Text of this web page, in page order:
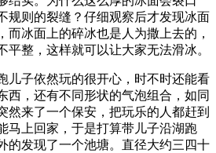
规则的裂缝？仔细观察后才发现冰面
而冰面上的碎冰也是人为撒上去的，
平整，这样就可以让大家无法滑冰。
儿子依然玩的很开心，时不时还能看
西，还有不同形状的气泡组合，如同
然来了一个保安，把玩乐的人都赶到
马上回家，于是打算带儿子沿湖跑
的发现了一个池塘。直径大约三四十